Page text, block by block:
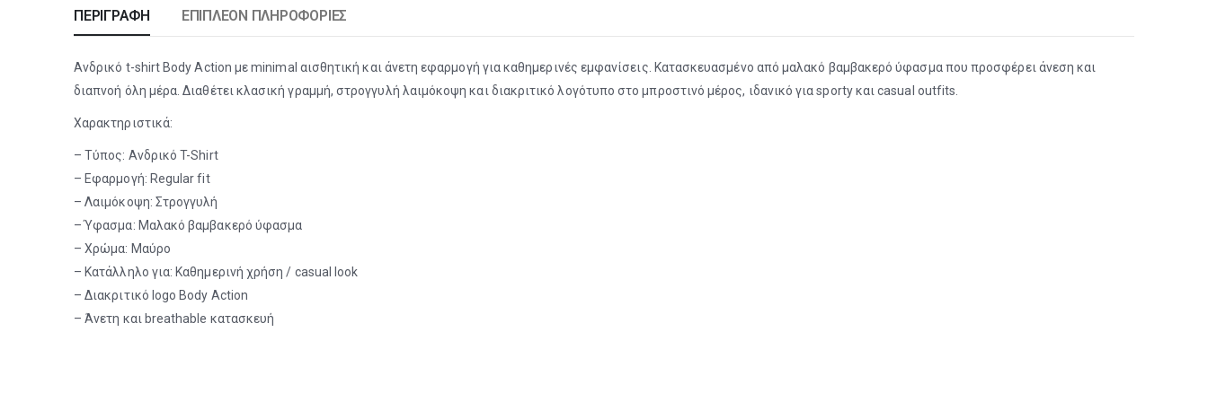
ΠΕΡΙΓΡΑΦΉ ΕΠΙΠΛΈΟΝ ΠΛΗΡΟΦΟΡΊΕΣ
Ανδρικό t-shirt Body Action με minimal αισθητική και άνετη εφαρμογή για καθημερινές εμφανίσεις. Κατασκευασμένο από μαλακό βαμβακερό ύφασμα που προσφέρει άνεση και
διαπνοή όλη μέρα. Διαθέτει κλασική γραμμή, στρογγυλή λαιμόκοψη και διακριτικό λογότυπο στο μπροστινό μέρος, ιδανικό για sporty και casual outfits.
Χαρακτηριστικά:
– Τύπος: Ανδρικό T-Shirt
– Εφαρμογή: Regular fit
– Λαιμόκοψη: Στρογγυλή
– Ύφασμα: Μαλακό βαμβακερό ύφασμα
– Χρώμα: Μαύρο
– Κατάλληλο για: Καθημερινή χρήση / casual look
– Διακριτικό logo Body Action
– Άνετη και breathable κατασκευή